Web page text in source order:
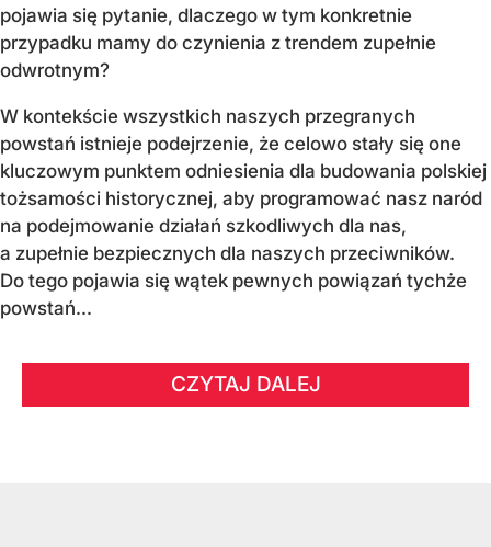
pojawia się pytanie, dlaczego w tym konkretnie
przypadku mamy do czynienia z trendem zupełnie
odwrotnym?
W kontekście wszystkich naszych przegranych
powstań istnieje podejrzenie, że celowo stały się one
kluczowym punktem odniesienia dla budowania polskiej
tożsamości historycznej, aby programować nasz naród
na podejmowanie działań szkodliwych dla nas,
a zupełnie bezpiecznych dla naszych przeciwników.
Do tego pojawia się wątek pewnych powiązań tychże
powstań...
CZYTAJ DALEJ